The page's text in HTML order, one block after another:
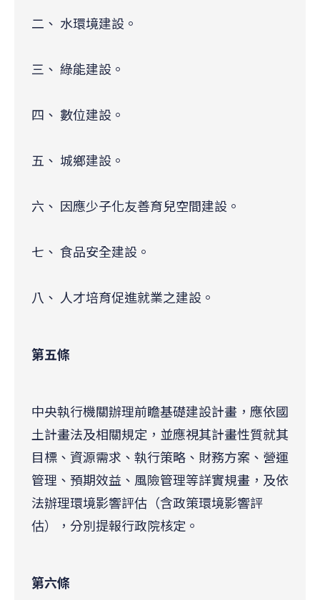
二、 水環境建設。
三、 綠能建設。
四、 數位建設。
五、 城鄉建設。
六、 因應少子化友善育兒空間建設。
七、 食品安全建設。
八、 人才培育促進就業之建設。
第五條
中央執行機關辦理前瞻基礎建設計畫，應依國
土計畫法及相關規定，並應視其計畫性質就其
目標、資源需求、執行策略、財務方案、營運
管理、預期效益、風險管理等詳實規畫，及依
法辦理環境影響評估（含政策環境影響評
估），分別提報行政院核定。
第六條